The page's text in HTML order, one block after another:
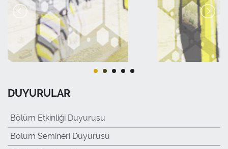
DUYURULAR
Bölüm Etkinliği Duyurusu
Bölüm Semineri Duyurusu